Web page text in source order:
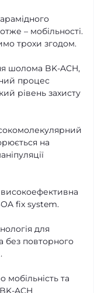
– мобільності.
трохи згодом.
шолома BK-ACH,
процес
рівень захисту
на
fix system.
для
без повторного
мобільність та
ACH